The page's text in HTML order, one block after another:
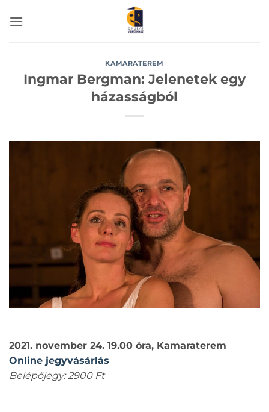
KAMARATEREM
Ingmar Bergman: Jelenetek egy
házasságból
2021. november 24. 19.00 óra, Kamaraterem
Online jegyvásárlás
Belépőjegy: 2900 Ft